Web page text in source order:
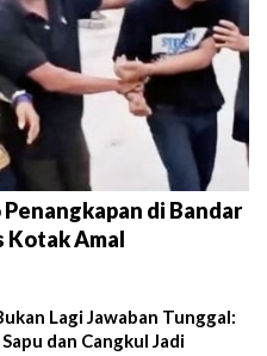
di Bandar
Kotak Amal
Lagi Jawaban Tunggal:
dan Cangkul Jadi